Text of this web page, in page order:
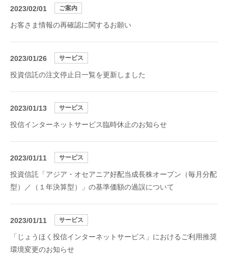
2023/02/01 ご案内
お客さま情報の再確認に関するお願い
2023/01/26 サービス
投資信託の注文停止日一覧を更新しました
2023/01/13 サービス
投信インターネットサービス臨時休止のお知らせ
2023/01/11 サービス
投資信託「アジア・オセアニア好配当成長株オープン（毎月分配
型）／（１年決算型）」の基準価額の過誤について
2023/01/11 サービス
「じょうほく投信インターネットサービス」におけるご利用推奨
環境変更のお知らせ